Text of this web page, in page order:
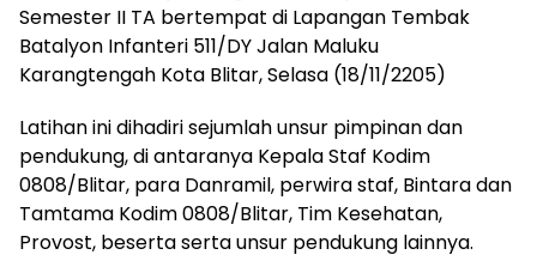
Semester II TA bertempat di Lapangan Tembak
Batalyon Infanteri 511/DY Jalan Maluku
Karangtengah Kota Blitar, Selasa (18/11/2205)
Latihan ini dihadiri sejumlah unsur pimpinan dan
pendukung, di antaranya Kepala Staf Kodim
0808/Blitar, para Danramil, perwira staf, Bintara dan
Tamtama Kodim 0808/Blitar, Tim Kesehatan,
Provost, beserta serta unsur pendukung lainnya.